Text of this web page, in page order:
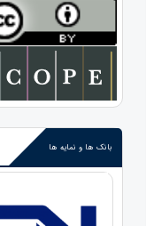
بانک ها و نمایه ها